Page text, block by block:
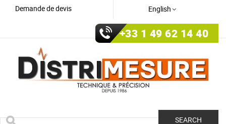
Demande de devis English
+33 1 49 62 14 40
SEARCH